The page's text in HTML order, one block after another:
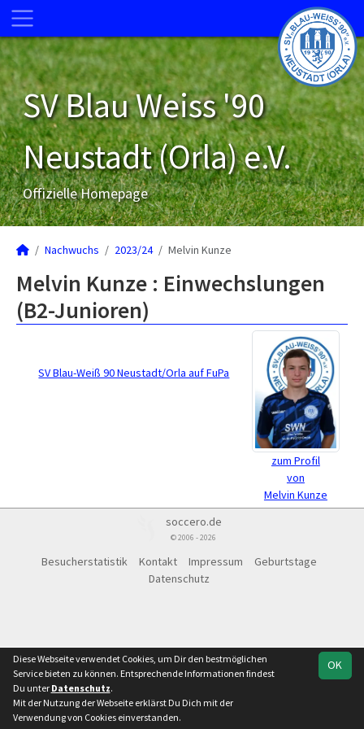
SV Blau Weiss '90
Neustadt (Orla) e.V.
Offizielle Homepage
Nachwuchs 2023/24 Melvin Kunze
Melvin Kunze : Einwechslungen
(B2-Junioren)
zum Profil
von
Melvin Kunze
SV Blau-Weiß 90 Neustadt/Orla auf FuPa
soccero.de
© 2006 - 2026
Besucherstatistik Kontakt Impressum
Geburtstage
Datenschutz
OK
Diese Webseite verwendet Cookies, um Dir den bestmöglichen
Service bieten zu können. Entsprechende Informationen findest
Du unter Datenschutz.
Mit der Nutzung der Webseite erklärst Du Dich mit der
Verwendung von Cookies einverstanden.